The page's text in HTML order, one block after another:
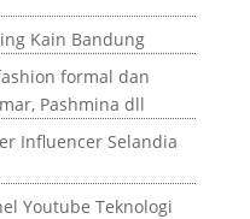
Kain Bandung
formal dan
Pashmina dll
Influencer Selandia
Youtube Teknologi